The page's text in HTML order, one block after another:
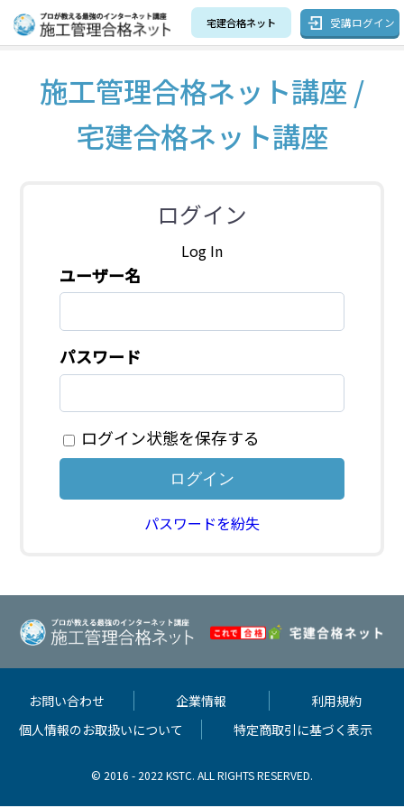
宅建合格ネット 受講ログイン
施工管理合格ネット講座 /
宅建合格ネット講座
ログイン
Log In
ユーザー名
パスワード
ログイン状態を保存する
パスワードを紛失
お問い合わせ 企業情報
利用規約
個人情報のお取扱いについて
特定商取引に基づく表示
© 2016 - 2022 KSTC. ALL RIGHTS RESERVED.